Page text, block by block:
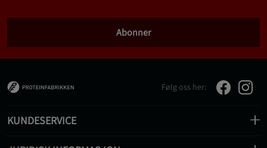
Abonner
Følg oss her:
KUNDESERVICE